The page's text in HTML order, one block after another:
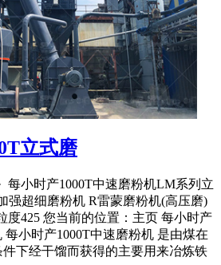
立式磨
每小时产1000T中速磨粉机LM系列立
强超细磨粉机 R雷蒙磨粉机(高压磨)
度425 您当前的位置：主页 每小时产
每小时产1000T中速磨粉机 是由煤在
下经干馏而获得的主要用来冶炼铁